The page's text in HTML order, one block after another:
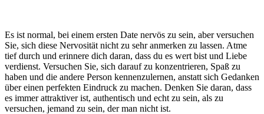
Es ist normal, bei einem ersten Date nervös zu sein, aber versuchen
Sie, sich diese Nervosität nicht zu sehr anmerken zu lassen. Atme
tief durch und erinnere dich daran, dass du es wert bist und Liebe
verdienst. Versuchen Sie, sich darauf zu konzentrieren, Spaß zu
haben und die andere Person kennenzulernen, anstatt sich Gedanken
über einen perfekten Eindruck zu machen. Denken Sie daran, dass
es immer attraktiver ist, authentisch und echt zu sein, als zu
versuchen, jemand zu sein, der man nicht ist.